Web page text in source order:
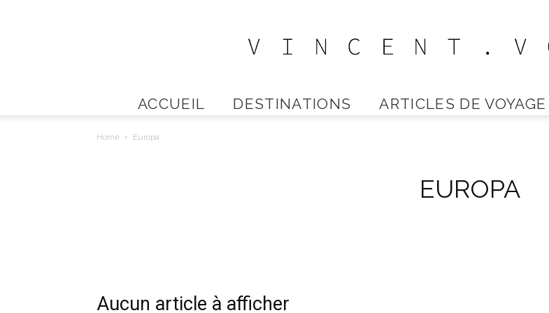
Vincent
Voyage
ACCUEIL DESTINATIONS ARTICLES DE VOYAGE
Home Europa
EUROPA
Aucun article à afficher